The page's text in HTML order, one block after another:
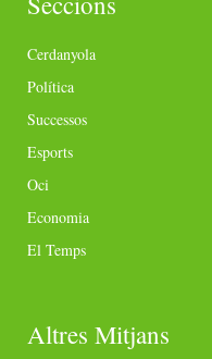
Cerdanyola
Política
Successos
Esports
Oci
Economia
El Temps
Altres Mitjans